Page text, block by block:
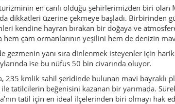
en canlı olduğu şehirlerimizden biri olan
dikkatleri üzerine çekmeye başladı. Birbirinden
kendine hayran bırakan bir doğaya ve
hem çam ormanlarının yeşilini hem de denizin
gezmenin yanı sıra dinlenmek isteyenler için
ise bu nüfus 50 bin civarında oluyor.
235 kmlik sahil şeridinde bulunan mavi bayraklı
tatilcilerin beğenisini kazanan bir yarımada.
tatil için en ideal ilçelerinden biri olmayı hak